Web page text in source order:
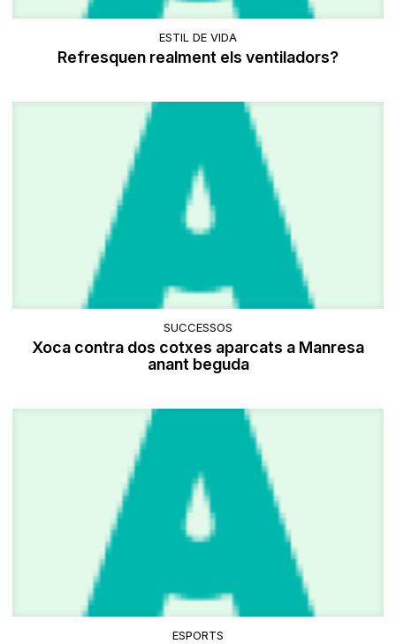
ESTIL DE VIDA
Refresquen realment els ventiladors?
SUCCESSOS
Xoca contra dos cotxes aparcats a Manresa
anant beguda
ESPORTS